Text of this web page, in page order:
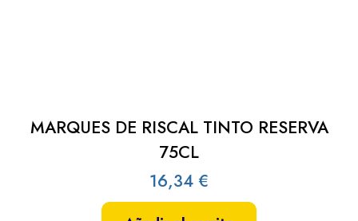
MARQUES DE RISCAL TINTO RESERVA
75CL
16,34 €